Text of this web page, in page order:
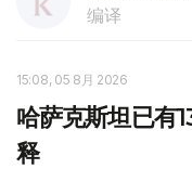
编译
15:08, 05 8月 2026
哈萨克斯坦已有
释